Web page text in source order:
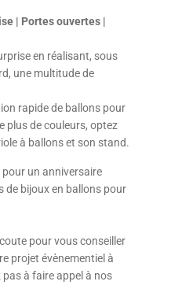
| Portes ouvertes |
en réalisant, sous
une multitude de
rapide de ballons pour
plus de couleurs, optez
à ballons et son stand.
un anniversaire
de bijoux en ballons pour
pour vous conseiller
projet évènementiel à
à faire appel à nos